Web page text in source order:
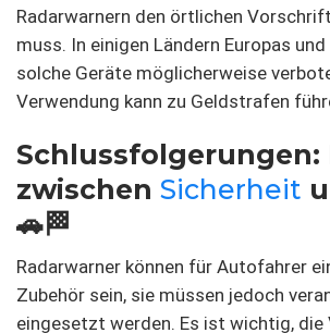
Radarwarnern den örtlichen
muss. In einigen Ländern Europas
solche Geräte möglicherweise
Verwendung kann zu Geldstrafen
Schlussfolgerungen:
zwischen Sicherheit
🚗🏁
Radarwarner können für Autofahrer
Zubehör sein, sie müssen jedoch
eingesetzt werden. Es ist wichtig, die